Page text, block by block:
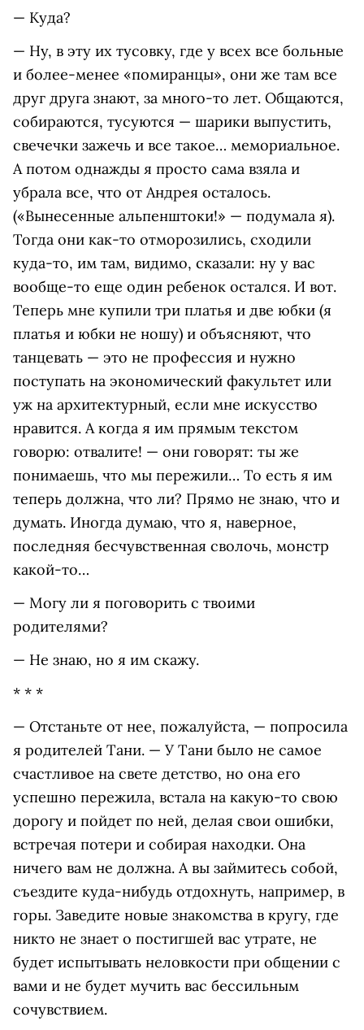
— Куда?
— Ну, в эту их тусовку, где у всех все больные
и более-менее «помиранцы», они же там все
друг друга знают, за много-то лет. Общаются,
собираются, тусуются — шарики выпустить,
свечечки зажечь и все такое… мемориальное.
А потом однажды я просто сама взяла и
убрала все, что от Андрея осталось.
(«Вынесенные альпенштоки!» — подумала я).
Тогда они как-то отморозились, сходили
куда-то, им там, видимо, сказали: ну у вас
вообще-то еще один ребенок остался. И вот.
Теперь мне купили три платья и две юбки (я
платья и юбки не ношу) и объясняют, что
танцевать — это не профессия и нужно
поступать на экономический факультет или
уж на архитектурный, если мне искусство
нравится. А когда я им прямым текстом
говорю: отвалите! — они говорят: ты же
понимаешь, что мы пережили… То есть я им
теперь должна, что ли? Прямо не знаю, что и
думать. Иногда думаю, что я, наверное,
последняя бесчувственная сволочь, монстр
какой-то…
— Могу ли я поговорить с твоими
родителями?
— Не знаю, но я им скажу.
* * *
— Отстаньте от нее, пожалуйста, — попросила
я родителей Тани. — У Тани было не самое
счастливое на свете детство, но она его
успешно пережила, встала на какую-то свою
дорогу и пойдет по ней, делая свои ошибки,
встречая потери и собирая находки. Она
ничего вам не должна. А вы займитесь собой,
съездите куда-нибудь отдохнуть, например, в
горы. Заведите новые знакомства в кругу, где
никто не знает о постигшей вас утрате, не
будет испытывать неловкости при общении с
вами и не будет мучить вас бессильным
сочувствием.